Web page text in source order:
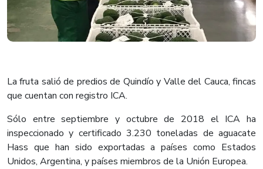
La fruta salió de predios de Quindío y Valle del Cauca, fincas
que cuentan con registro ICA.
Sólo entre septiembre y octubre de 2018 el ICA ha
inspeccionado y certificado 3.230 toneladas de aguacate
Hass que han sido exportadas a países como Estados
Unidos, Argentina, y países miembros de la Unión Europea.